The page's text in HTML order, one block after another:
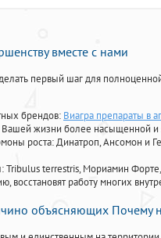
вместе с нами
первый шаг для
брендов: Виагра препараты в
Вашей жизни более насыщенной и
роста: Динатроп, Ансомон и
Tribulus terrestris, Мориамин
восстановят работу многих
объясняющих Почему